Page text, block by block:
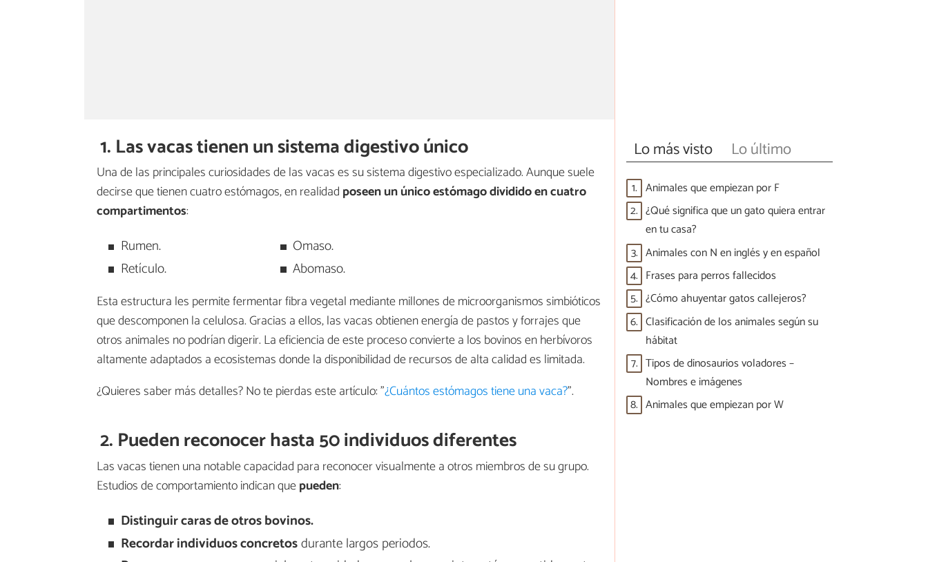
1. Las vacas tienen un sistema digestivo único
Una de las principales curiosidades de las vacas es su sistema digestivo especializado. Aunque suele
decirse que tienen cuatro estómagos, en realidad poseen un único estómago dividido en cuatro
compartimentos:
Rumen.
Retículo.
Omaso.
Abomaso.
Esta estructura les permite fermentar fibra vegetal mediante millones de microorganismos simbióticos
que descomponen la celulosa. Gracias a ellos, las vacas obtienen energía de pastos y forrajes que
otros animales no podrían digerir. La eficiencia de este proceso convierte a los bovinos en herbívoros
altamente adaptados a ecosistemas donde la disponibilidad de recursos de alta calidad es limitada.
¿Quieres saber más detalles? No te pierdas este artículo: "¿Cuántos estómagos tiene una vaca?".
2. Pueden reconocer hasta 50 individuos diferentes
Las vacas tienen una notable capacidad para reconocer visualmente a otros miembros de su grupo.
Estudios de comportamiento indican quepueden:
Distinguir caras de otros bovinos.
Recordar individuos concretosdurante largos periodos.
Lo más visto Lo último
1. Animales que empiezan por F
2. ¿Qué significa que un gato quiera entrar
en tu casa?
3. Animales con N en inglés y en español
4. Frases para perros fallecidos
5. ¿Cómo ahuyentar gatos callejeros?
6. Clasificación de los animales según su
hábitat
7. Tipos de dinosaurios voladores –
Nombres e imágenes
8. Animales que empiezan por W